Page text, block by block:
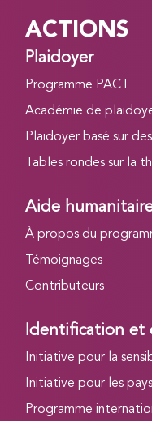
ACTIONS
Plaidoyer
Programme PACT
Académie de
Plaidoyer basé sur
Tables rondes sur la
Aide
À propos du
Témoignages
Contributeurs
Identification et
Initiative pour la
Initiative pour les
Programme